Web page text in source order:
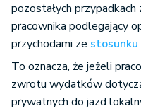
pozostałych
pracownika podlegający
przychodami ze stosunku
To oznacza, że jeżeli
zwrotu wydatków
prywatnych do jazd